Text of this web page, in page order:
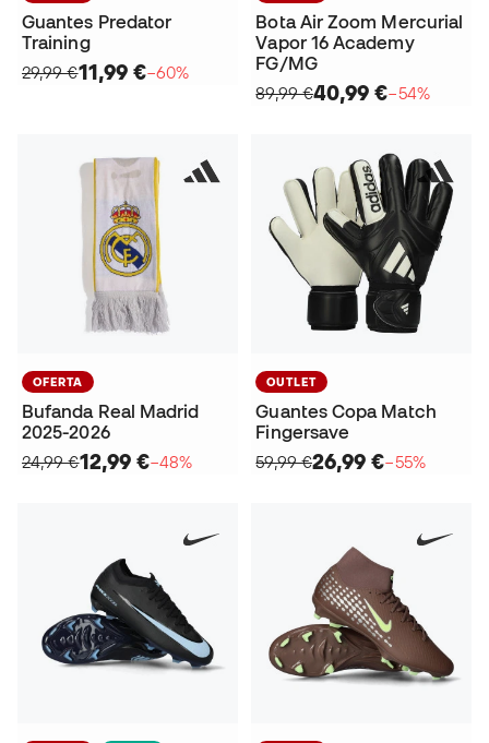
Guantes Predator
Training
29,99 €11,99 €−60%
Bota Air Zoom Mercurial
Vapor 16 Academy
FG/MG
89,99 €40,99 €−54%
OFERTA
Bufanda Real Madrid
2025-2026
24,99 €12,99 €−48%
OUTLET
Guantes Copa Match
Fingersave
59,99 €26,99 €−55%